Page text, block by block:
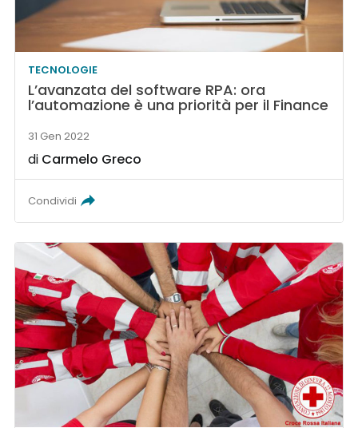
TECNOLOGIE
L’avanzata del software RPA: ora
l’automazione è una priorità per il Finance
31 Gen 2022
di Carmelo Greco
Condividi